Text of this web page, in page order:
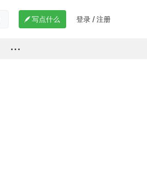
 写点什么 登录 / 注册